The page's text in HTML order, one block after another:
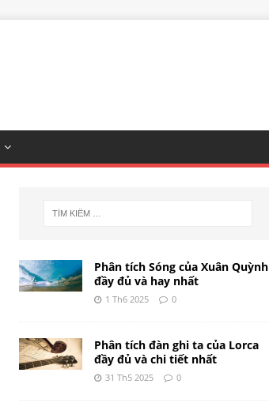
Phân tích Sóng của Xuân Quỳnh
đầy đủ và hay nhất
1 Th6 2025 0
Phân tích đàn ghi ta của Lorca
đầy đủ và chi tiết nhất
31 Th5 2025 0